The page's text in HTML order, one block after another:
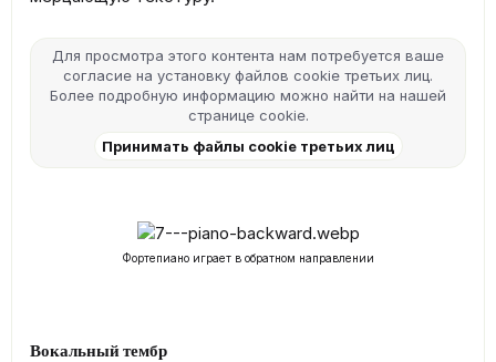
Для просмотра этого контента нам потребуется ваше
согласие на установку файлов cookie третьих лиц.
Более подробную информацию можно найти на нашей
странице cookie.
Принимать файлы cookie третьих лиц
Фортепиано играет в обратном направлении
Вокальный тембр